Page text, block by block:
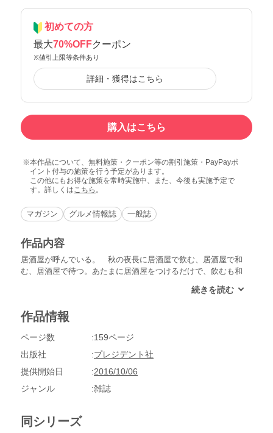
初めての方
最大70%OFFクーポン
※値引上限等条件あり
詳細・獲得はこちら
購入はこちら
本作品について、無料施策・クーポン等の割引施策・PayPayポ
イント付与の施策を行う予定があります。
この他にもお得な施策を常時実施中、また、今後も実施予定で
す。詳しくは こちら 。
マガジン グルメ情報誌 一般誌
作品内容
居酒屋が呼んでいる。 秋の夜長に居酒屋で飲む、居酒屋で和
む、居酒屋で待つ。あたまに居酒屋をつけるだけで、飲むも和
です。居酒屋という言葉がもつ雰囲気は素敵ですねぇ。11月号
「焼売ランナウェイ」「飲むヨーグルトを飲む」もスタンバ
絶望という名の電車●居酒屋が呼んでいる。●鎌倉、酒場の
味。●至上の一皿●「酒呑気 まるこ」渋谷／近所にあったら、
ら、いいいのになぁ●「おでん酒庵 すぎ乃 麻布十番店」麻布
十番／近所にあったら、いいいのになぁ●「夕ヰヨウ酒場」西
●「TANASUKE」中目黒／近所にあったら、いいいのになぁ●
作品情報
ページ数
159ページ
出版社
プレジデント社
提供開始日
2016/10/06
ジャンル
雑誌
同シリーズ